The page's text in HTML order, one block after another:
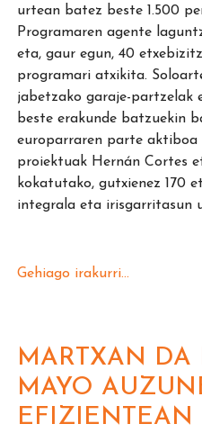
urtean batez beste 1.500
Programaren agente
eta, gaur egun, 40
programari atxikita.
jabetzako garaje-partzelak
beste erakunde batzuekin
europarraren parte aktiboa
proiektuak Hernán Cortes
kokatutako, gutxienez 170
integrala eta irisgarritasun
Gehiago irakurri...
MARTXAN DA
MAYO
EFIZIENTEAN